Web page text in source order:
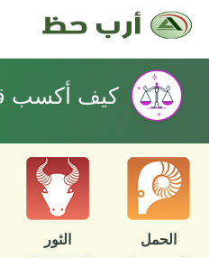
كيف أكسب
الحمل الثور